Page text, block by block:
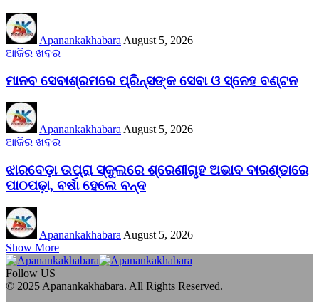
Apanankakhabara August 5, 2026
ଆଜିର ଖବର
ମାନବ ସେବାଶ୍ରମରେ ପ୍ରିନ୍ସଙ୍କ ସେବା ଓ ସ୍ନେହ ବଣ୍ଟନ
ApanankakhabaraAugust 5, 2026
ଆଜିର ଖବର
ଝାରବେଡ଼ା ଉପ୍ରା ସ୍କୁଲରେ ଶ୍ରେଣୀଗୃହ ଅଭାବ ବାରଣ୍ଡାରେ
ପାଠପଢ଼ା, ବର୍ଷା ହେଲେ ବନ୍ଦ
Apanankakhabara August 5, 2026
Show More
Follow US
© 2025 Apanankakhabara. All Rights Reserved.